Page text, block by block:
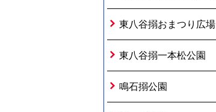
東八谷搦おまつり広場
東八谷搦一本松公園
鳴石搦公園